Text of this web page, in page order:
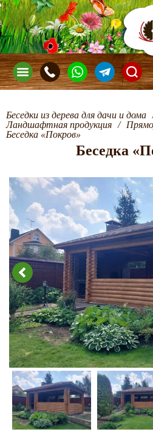
Беседки из дерева для дачи и дома
Ландшафтная продукция /
Беседка «Покров»
Беседка